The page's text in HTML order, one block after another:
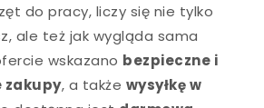
do pracy, liczy się nie tylko
ale też jak wygląda sama
wskazano bezpieczne i
zakupy, a także wysyłkę w